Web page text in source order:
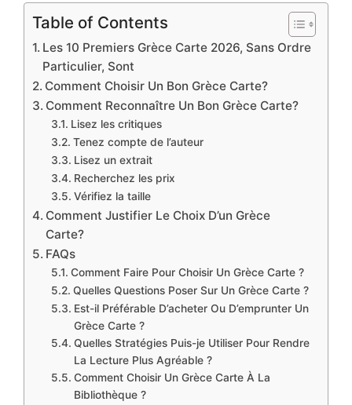
Table of Contents
Les 10 Premiers Grèce Carte 2026, Sans Ordre
Particulier, Sont
Comment Choisir Un Bon Grèce Carte?
Comment Reconnaître Un Bon Grèce Carte?
Lisez les critiques
Tenez compte de l’auteur
Lisez un extrait
Recherchez les prix
Vérifiez la taille
Comment Justifier Le Choix D’un Grèce
Carte?
FAQs
Comment Faire Pour Choisir Un Grèce Carte ?
Quelles Questions Poser Sur Un Grèce Carte ?
Est-il Préférable D’acheter Ou D’emprunter Un
Grèce Carte ?
Quelles Stratégies Puis-je Utiliser Pour Rendre
La Lecture Plus Agréable ?
Comment Choisir Un Grèce Carte À La
Bibliothèque ?